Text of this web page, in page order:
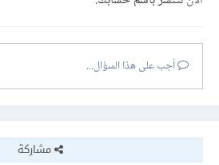
أجب على هذا السؤال...
مشاركة